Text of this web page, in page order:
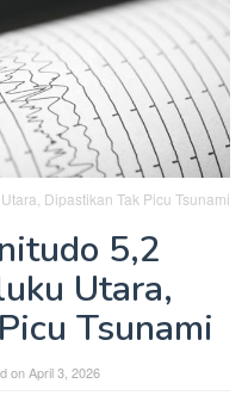
Dipastikan Tak Picu Tsunami
5,2
Utara,
Tsunami
onApril 3, 2026